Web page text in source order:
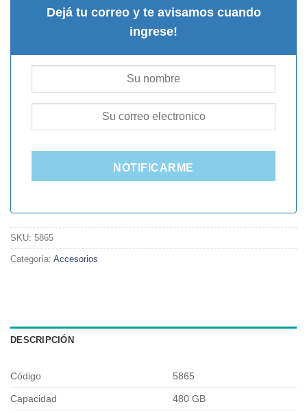
Dejá tu correo y te avisamos cuando
ingrese!
NOTIFICARME
SKU: 5865
Categoría: Accesorios
DESCRIPCIÓN
Código 5865
Capacidad 480 GB